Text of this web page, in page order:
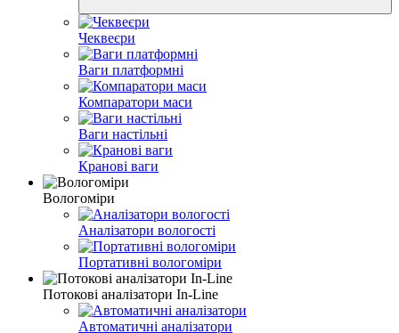
Чеквеєри
Ваги платформні
Компаратори маси
Ваги настільні
Кранові ваги
Вологоміри
Аналізатори вологості
Портативні вологоміри
Потокові аналізатори In-Line
Автоматичні аналізатори